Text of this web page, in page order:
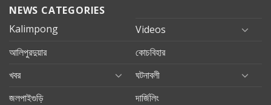
NEWS CATEGORIES
Kalimpong
Videos
আলিপুরদুয়ার
কোচবিহার
খবর
ঘটনাবলী
জলপাইগুড়ি
দার্জিলিং